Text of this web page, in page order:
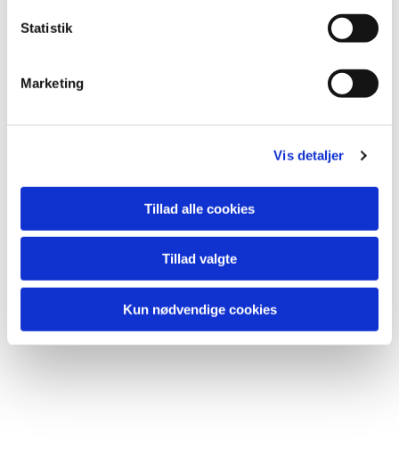
Statistik
Marketing
Vis detaljer
Tillad alle cookies
Tillad valgte
Kun nødvendige cookies